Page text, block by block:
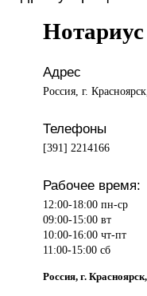
Адрес
Россия, г.
Телефоны
[391] 2214166
Рабочее время:
12:00-18:00 пн-ср
09:00-15:00 вт
10:00-16:00 чт-пт
11:00-15:00 сб
Россия, г.